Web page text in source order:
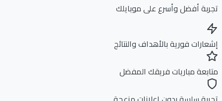
أفضل وأسرع على موبايلك
فورية بالأهداف والنتائج
مباريات فريقك المفضل